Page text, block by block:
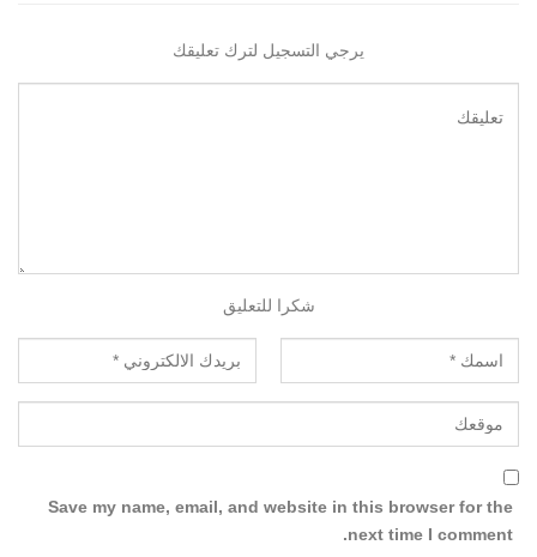
يرجي التسجيل لترك تعليقك
شكرا للتعليق
Save my name, email, and website in this browser for the
next time I comment.